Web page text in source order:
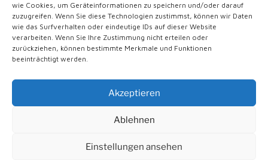
wie Cookies, um Geräteinformationen zu speichern und/oder darauf
zuzugreifen. Wenn Sie diese Technologien zustimmst, können wir Daten
wie das Surfverhalten oder eindeutige IDs auf dieser Website
verarbeiten. Wenn Sie Ihre Zustimmung nicht erteilen oder
zurückziehen, können bestimmte Merkmale und Funktionen
beeinträchtigt werden.
Akzeptieren
Ablehnen
Einstellungen ansehen
Datenschutz
Cookie-Richtlinie (EU)
Mit Stolz unterstützt von WordPress